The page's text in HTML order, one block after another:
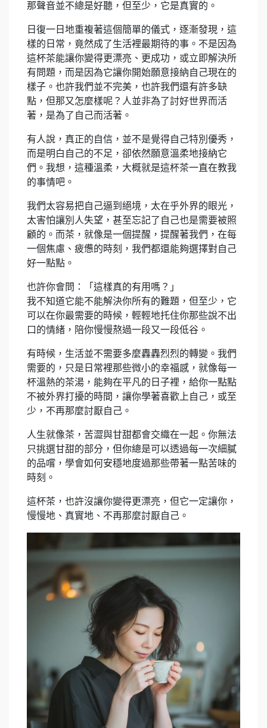
那聲音並不總是好聽，但至少，它是真實的。
日復一日地重複著這個簡單的儀式，逐漸發現，這
樣的日常，竟然成了生活裡最期待的事。不是因為
這杯茶能讓你變得更漂亮、更成功，或立即解決所
有問題，而是因為它讓你開始願意接納自己現在的
樣子。也許我們並不完美，也許我們還有許多缺
點，但那又怎麼樣呢？人並非為了討好世界而活
著，是為了自己而活著。
有人說，真正的自信，並不是覺得自己特別優秀，
而是明白自己的不足，卻依然願意溫柔地接納它
們。我想，這種溫柔，大概就是這杯茶一直在教我
的事情吧。
我們太容易把自己逼到絕境，太在乎外界的眼光，
太害怕讓別人失望，甚至忘記了自己也是需要被照
顧的。而茶，就像是一個提醒，提醒著我們，在每
一個焦慮、疲憊的時刻，我們都還能夠選擇對自己
好一點點。
也許你會問：「這樣真的有用嗎？」
我不知道它能不能解決你所有的難題，但至少，它
可以在你最需要的時候，輕輕地托住你那些說不出
口的情緒，陪你慢慢熬過一段又一段低谷。
有時候，生活並不需要多麼轟轟烈烈的轉變。我們
需要的，只是日常裡那些微小的幸福感，就像每一
杯溫熱的茶湯，能夠在平凡的日子裡，給你一點點
不被外界打擾的時間，讓你學著喜歡上自己，或至
少，不再那麼討厭自己。
人生就像茶，苦澀與甘甜都會交織在一起。你無法
只挑選甘甜的部分，但你總是可以透過每一次細膩
的品嚐，學會如何安穩地度過那些帶著一點苦味的
時刻。
這杯茶，也許沒讓你變得更漂亮，但它一定讓你，
慢慢地、真實地、不再那麼討厭自己。